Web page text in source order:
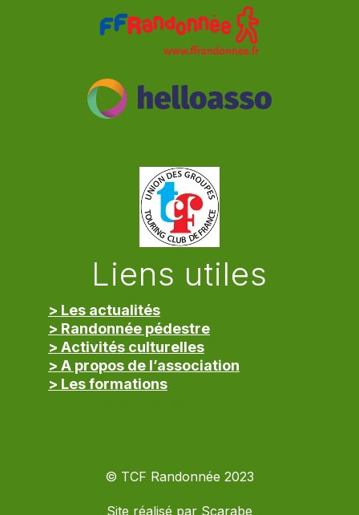
Liens utiles
> Les actualités
> Randonnée pédestre
> Activités culturelles
> A propos de l’association
> Les formations
© TCF Randonnée 2023
Site réalisé par Scarabe